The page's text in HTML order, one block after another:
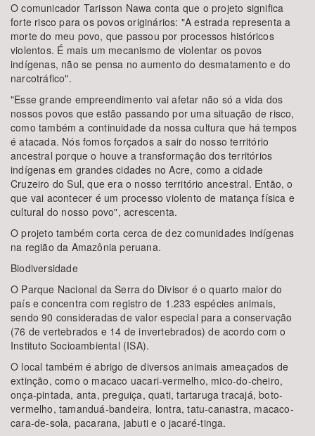
O comunicador Tarisson Nawa conta que o projeto significa
forte risco para os povos originários: "A estrada representa a
morte do meu povo, que passou por processos históricos
violentos. É mais um mecanismo de violentar os povos
indígenas, não se pensa no aumento do desmatamento e do
narcotráfico".
"Esse grande empreendimento vai afetar não só a vida dos
nossos povos que estão passando por uma situação de risco,
como também a continuidade da nossa cultura que há tempos
é atacada. Nós fomos forçados a sair do nosso território
ancestral porque o houve a transformação dos territórios
indígenas em grandes cidades no Acre, como a cidade
Cruzeiro do Sul, que era o nosso território ancestral. Então, o
que vai acontecer é um processo violento de matança física e
cultural do nosso povo", acrescenta.
O projeto também corta cerca de dez comunidades indígenas
na região da Amazônia peruana.
Biodiversidade
O Parque Nacional da Serra do Divisor é o quarto maior do
país e concentra com registro de 1.233 espécies animais,
sendo 90 consideradas de valor especial para a conservação
(76 de vertebrados e 14 de invertebrados) de acordo com o
Instituto Socioambiental (ISA).
O local também é abrigo de diversos animais ameaçados de
extinção, como o macaco uacari-vermelho, mico-do-cheiro,
onça-pintada, anta, preguiça, quati, tartaruga tracajá, boto-
vermelho, tamanduá-bandeira, lontra, tatu-canastra, macaco-
cara-de-sola, pacarana, jabuti e o jacaré-tinga.